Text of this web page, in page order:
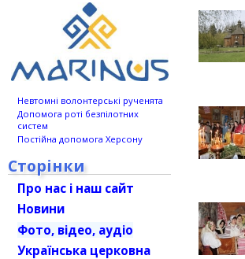
Невтомні волонтерські рученята
Допомога роті безпілотних
систем
Постійна допомога Херсону
Сторінки
Про нас і наш сайт
Новини
Фото, відео, аудіо
Українська церковна